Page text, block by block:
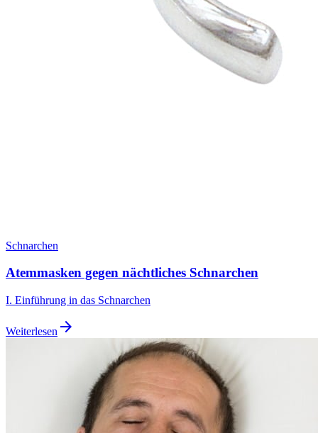
Schnarchen
Atemmasken gegen nächtliches Schnarchen
I. Einführung in das Schnarchen
Weiterlesen arrow_forward